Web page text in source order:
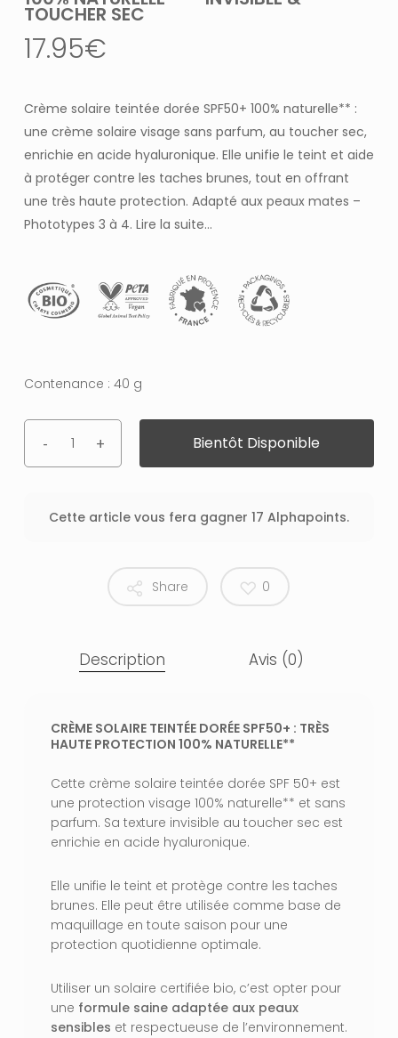
TOUCHER SEC
17.95€
Crème solaire teintée dorée SPF50+ 100% naturelle** :
une crème solaire visage sans parfum, au toucher sec,
enrichie en acide hyaluronique. Elle unifie le teint et aide
à protéger contre les taches brunes, tout en offrant
une très haute protection. Adapté aux peaux mates –
Phototypes 3 à 4. Lire la suite…
Contenance : 40 g
Bientôt Disponible
Cette article vous fera gagner 17 Alphapoints.
Share 0
Description Avis (0)
CRÈME SOLAIRE TEINTÉE DORÉE SPF50+ : TRÈS
HAUTE PROTECTION 100% NATURELLE**
Cette crème solaire teintée dorée SPF 50+ est
une protection visage 100% naturelle** et sans
parfum. Sa texture invisible au toucher sec est
enrichie en acide hyaluronique.
Elle unifie le teint et protège contre les taches
brunes. Elle peut être utilisée comme base de
maquillage en toute saison pour une
protection quotidienne optimale.
Utiliser un solaire certifiée bio, c’est opter pour
une formule saine adaptée aux peaux
sensibles et respectueuse de l’environnement.